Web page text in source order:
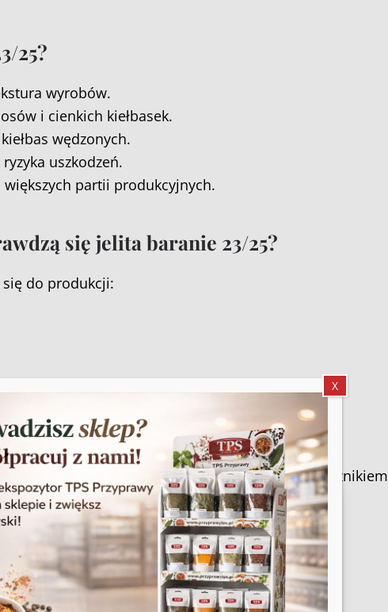
Zarządzaj zgodą
jak najlepsze wrażenia, korzystamy z technologii, takich jak pliki cookie,
i/lub uzyskiwania dostępu do informacji o urządzeniu. Zgoda na te
nam przetwarzać dane, takie jak zachowanie podczas
unikalne identyfikatory na tej stronie. Brak wyrażenia zgody lub
może niekorzystnie wpłynąć na niektóre cechy i funkcje.
25?
wyrobów.
i cienkich kiełbasek.
wędzonych.
uszkodzeń.
partii produkcyjnych.
się jelita baranie 23/25?
się do produkcji:
że po obróbce cieplnej zachowują odpowiednią
charakterystyczne „kliknięcie”, które jest wyznacznikiem
X